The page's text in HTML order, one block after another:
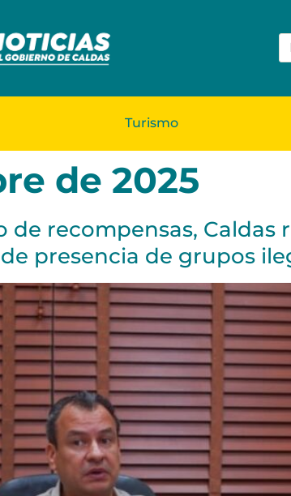
Turismo
de 2025
recompensas, Caldas
presencia de grupos